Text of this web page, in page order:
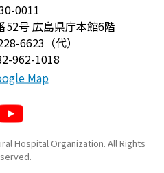
0011
52号 広島県庁本館6階
6623（代）
962-1018
Map
Hospital Organization. All Rights